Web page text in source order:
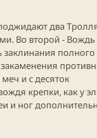
два
Во второй - Вождь
полного
и с десяток
крепки, как у
и ног